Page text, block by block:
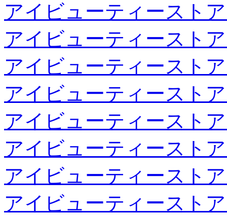
アイビューティースト
アイビューティースト
アイビューティースト
アイビューティースト
アイビューティースト
アイビューティースト
アイビューティースト
アイビューティースト